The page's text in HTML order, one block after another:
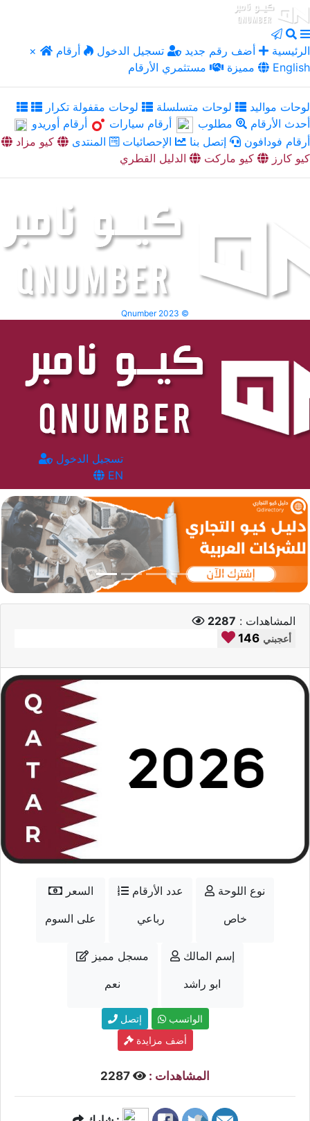
× الرئيسية أضف رقم جديد تسجيل الدخول
أرقام
مميزة
مستثمري الأرقام English
لوحات مواليد لوحات متسلسلة
لوحات مقفولة تكرار
أحدث الأرقام
مطلوب أرقام سيارات
أرقام أوريدو
أرقام فودافون
إتصل بنا الإحصائيات المنتدى
كيو مزاد
كيو كارز
كيو ماركت الدليل القطري
Qnumber 2023 ©
تسجيل الدخول
EN
المشاهدات : 2287
146 أعجبني
السعر
على السوم
عدد الأرقام
رباعي
نوع اللوحة
خاص
مسجل مميز
نعم
إسم المالك
ابو راشد
إتصل
الواتسب
أضف مزايدة
المشاهدات :